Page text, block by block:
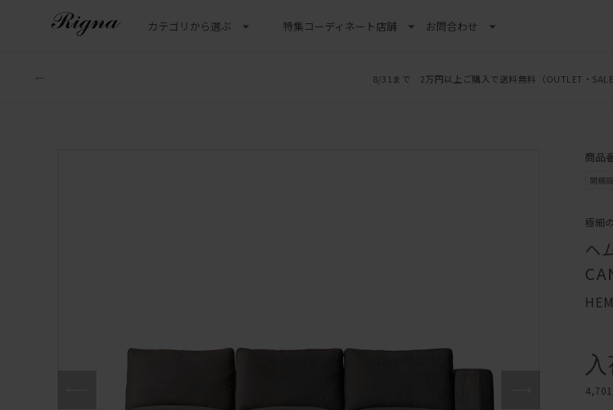
カテゴリから選ぶ 特集コーディネート店舗 お問合わせ
8/31まで 2万円以上ご購入で送料無料 （OUTLET・
商品
極細
ヘ